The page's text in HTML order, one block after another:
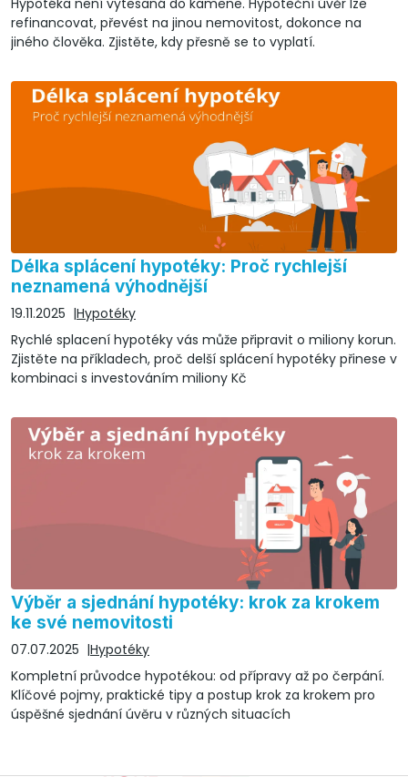
Hypotéka není vytesaná do kamene. Hypoteční úvěr lze
refinancovat, převést na jinou nemovitost, dokonce na
jiného člověka. Zjistěte, kdy přesně se to vyplatí.
Délka splácení hypotéky: Proč rychlejší
neznamená výhodnější
19.11.2025
Hypotéky
Rychlé splacení hypotéky vás může připravit o miliony korun.
Zjistěte na příkladech, proč delší splácení hypotéky přinese v
kombinaci s investováním miliony Kč
Výběr a sjednání hypotéky: krok za krokem
ke své nemovitosti
07.07.2025
Hypotéky
Kompletní průvodce hypotékou: od přípravy až po čerpání.
Klíčové pojmy, praktické tipy a postup krok za krokem pro
úspěšné sjednání úvěru v různých situacích